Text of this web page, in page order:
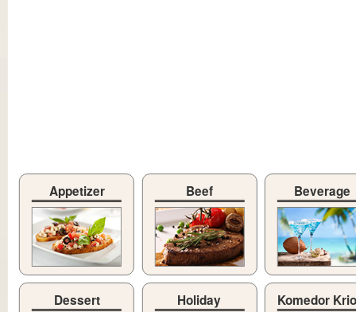
Appetizer Beef Beverage
Dessert Holiday Komedor